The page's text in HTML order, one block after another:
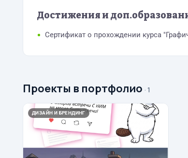
Достижения и
Сертификат о прохождении курса
Проекты в портфолио · 1
ДИЗАЙН И БРЕНДИНГ